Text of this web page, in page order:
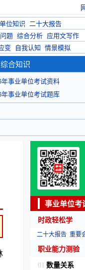
位知识 二十大报告
题 综合分析 应用文写作
变 自我认知 情景模拟
合知识
年事业单位考试资料
年事业单位考试题库
事业单位考
时政轻松学
二十大报告 重要
职业能力测验
01 数量关系